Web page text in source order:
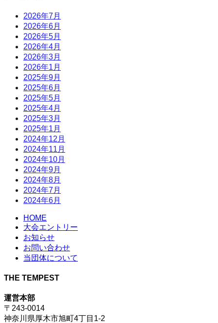
2026年7月
2026年6月
2026年5月
2026年4月
2026年3月
2026年1月
2025年9月
2025年6月
2025年5月
2025年4月
2025年3月
2025年1月
2024年12月
2024年11月
2024年10月
2024年9月
2024年8月
2024年7月
2024年6月
HOME
大会エントリー
お知らせ
お問い合わせ
当団体について
THE TEMPEST
運営本部
〒243-0014
神奈川県厚木市旭町4丁目1-2